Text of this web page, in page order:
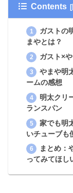
Contents
ガストの
まやとは？
ガスト×
やまや明
ームの感想
明太クリ
ランスパン
家でも明
いチューブも
まとめ：
ってみてほし